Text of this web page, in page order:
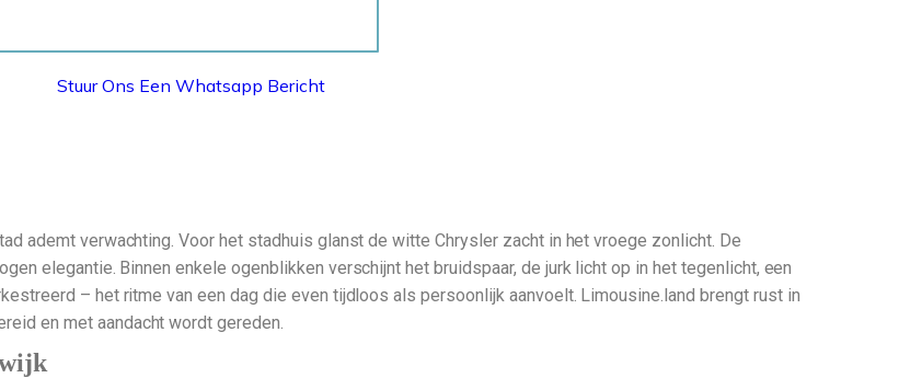
Stuur Ons Een Whatsapp Bericht
ademt verwachting. Voor het stadhuis glanst de witte Chrysler zacht in het vroege zonlicht. De
elegantie. Binnen enkele ogenblikken verschijnt het bruidspaar, de jurk licht op in het tegenlicht, een
– het ritme van een dag die even tijdloos als persoonlijk aanvoelt. Limousine.land brengt rust in
en met aandacht wordt gereden.